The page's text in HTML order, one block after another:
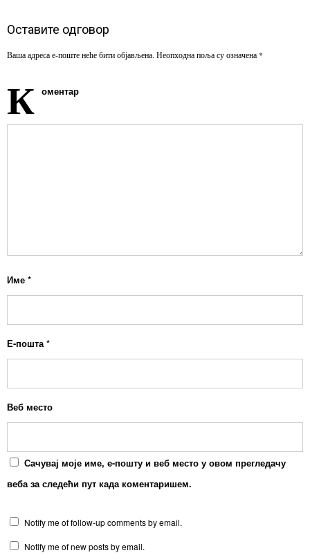
Оставите одговор
Ваша адреса е-поште неће бити објављена. Неопходна поља су означена *
К оментар
Име *
Е-пошта *
Веб место
Сачувај моје име, е-пошту и веб место у овом прегледачу
веба за следећи пут када коментаришем.
Notify me of follow-up comments by email.
Notify me of new posts by email.